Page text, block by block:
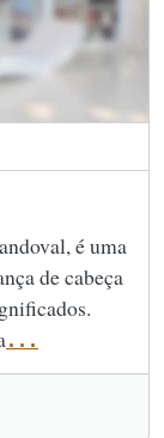
é uma
de cabeça
...